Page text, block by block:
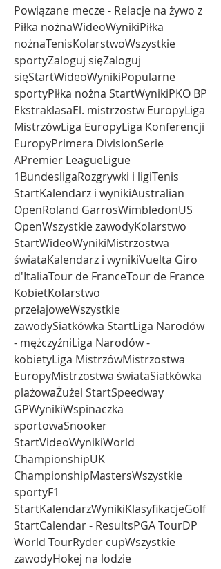
Powiązane mecze - Relacje na żywo z
Piłka nożnaWideoWynikiPiłka
nożnaTenisKolarstwoWszystkie
sportyZaloguj sięZaloguj
sięStartWideoWynikiPopularne
sportyPiłka nożna StartWynikiPKO BP
EkstraklasaEl. mistrzostw EuropyLiga
MistrzówLiga EuropyLiga Konferencji
EuropyPrimera DivisionSerie
APremier LeagueLigue
1BundesligaRozgrywki i ligiTenis
StartKalendarz i wynikiAustralian
OpenRoland GarrosWimbledonUS
OpenWszystkie zawodyKolarstwo
StartWideoWynikiMistrzostwa
świataKalendarz i wynikiVuelta Giro
d'ItaliaTour de FranceTour de France
KobietKolarstwo
przełajoweWszystkie
zawodySiatkówka StartLiga Narodów
- mężczyźniLiga Narodów -
kobietyLiga MistrzówMistrzostwa
EuropyMistrzostwa świataSiatkówka
plażowaŻużel StartSpeedway
GPWynikiWspinaczka
sportowaSnooker
StartVideoWynikiWorld
ChampionshipUK
ChampionshipMastersWszystkie
sportyF1
StartKalendarzWynikiKlasyfikacjeGolf
StartCalendar - ResultsPGA TourDP
World TourRyder cupWszystkie
zawodyHokej na lodzie